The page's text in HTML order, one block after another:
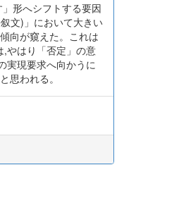
形へシフトする要因
文)」において大きい
向が窺えた。これは
,やはり「否定」の意
実現要求へ向かうに
思われる。